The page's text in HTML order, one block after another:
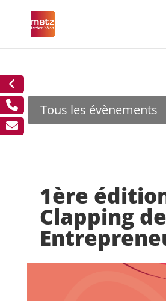
Tous les évènements
1ère
Clapping